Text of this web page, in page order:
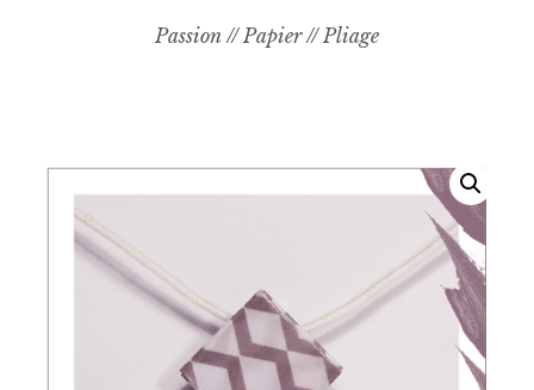
Passion // Papier // Pliage